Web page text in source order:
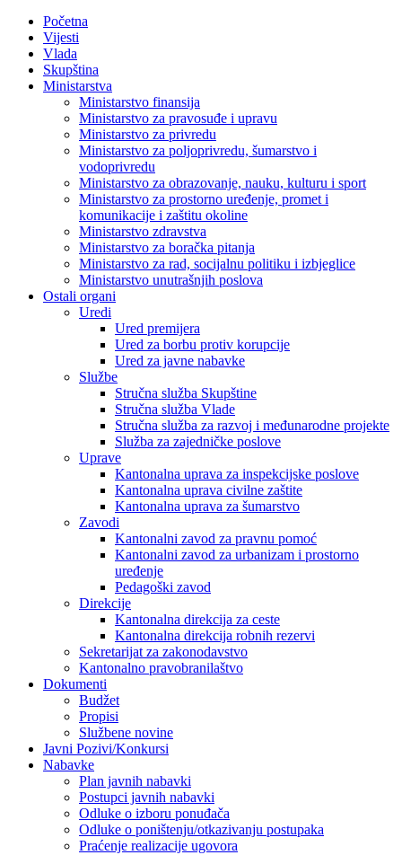
Početna
Vijesti
Vlada
Skupština
Ministarstva
Ministarstvo finansija
Ministarstvo za pravosuđe i upravu
Ministarstvo za privredu
Ministarstvo za poljoprivredu, šumarstvo i
vodoprivredu
Ministarstvo za obrazovanje, nauku, kulturu i sport
Ministarstvo za prostorno uređenje, promet i
komunikacije i zaštitu okoline
Ministarstvo zdravstva
Ministarstvo za boračka pitanja
Ministarstvo za rad, socijalnu politiku i izbjeglice
Ministarstvo unutrašnjih poslova
Ostali organi
Uredi
Ured premijera
Ured za borbu protiv korupcije
Ured za javne nabavke
Službe
Stručna služba Skupštine
Stručna služba Vlade
Stručna služba za razvoj i međunarodne projekte
Služba za zajedničke poslove
Uprave
Kantonalna uprava za inspekcijske poslove
Kantonalna uprava civilne zaštite
Kantonalna uprava za šumarstvo
Zavodi
Kantonalni zavod za pravnu pomoć
Kantonalni zavod za urbanizam i prostorno
uređenje
Pedagoški zavod
Direkcije
Kantonalna direkcija za ceste
Kantonalna direkcija robnih rezervi
Sekretarijat za zakonodavstvo
Kantonalno pravobranilaštvo
Dokumenti
Budžet
Propisi
Službene novine
Javni Pozivi/Konkursi
Nabavke
Plan javnih nabavki
Postupci javnih nabavki
Odluke o izboru ponuđača
Odluke o poništenju/otkazivanju postupaka
Praćenje realizacije ugovora